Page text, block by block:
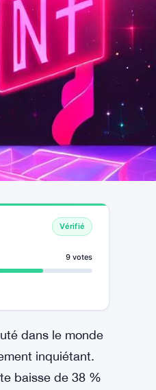
Vérifié
9 votes
dans le monde
inquiétant.
baisse de 38 %